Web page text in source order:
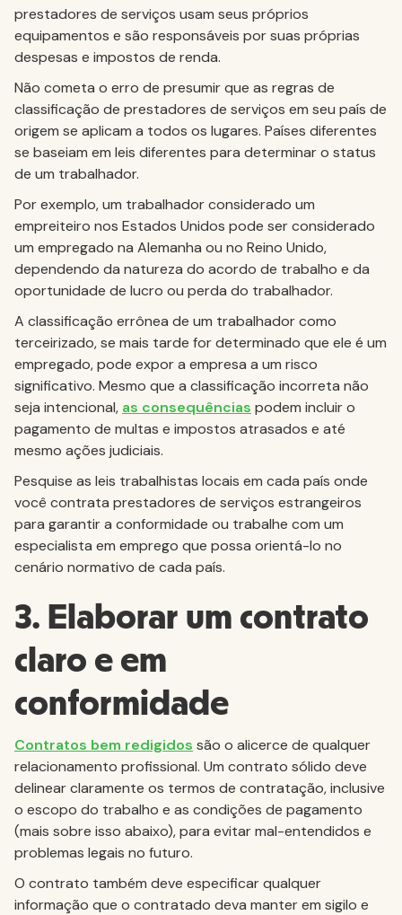
prestadores de serviços usam seus próprios
equipamentos e são responsáveis por suas próprias
despesas e impostos de renda.
Não cometa o erro de presumir que as regras de
classificação de prestadores de serviços em seu país de
origem se aplicam a todos os lugares. Países diferentes
se baseiam em leis diferentes para determinar o status
de um trabalhador.
Por exemplo, um trabalhador considerado um
empreiteiro nos Estados Unidos pode ser considerado
um empregado na Alemanha ou no Reino Unido,
dependendo da natureza do acordo de trabalho e da
oportunidade de lucro ou perda do trabalhador.
A classificação errônea de um trabalhador como
terceirizado, se mais tarde for determinado que ele é um
empregado, pode expor a empresa a um risco
significativo. Mesmo que a classificação incorreta não
seja intencional, as consequências podem incluir o
pagamento de multas e impostos atrasados e até
mesmo ações judiciais.
Pesquise as leis trabalhistas locais em cada país onde
você contrata prestadores de serviços estrangeiros
para garantir a conformidade ou trabalhe com um
especialista em emprego que possa orientá-lo no
cenário normativo de cada país.
3. Elaborar um contrato
claro e em
conformidade
Contratos bem redigidos são o alicerce de qualquer
relacionamento profissional. Um contrato sólido deve
delinear claramente os termos de contratação, inclusive
o escopo do trabalho e as condições de pagamento
(mais sobre isso abaixo), para evitar mal-entendidos e
problemas legais no futuro.
O contrato também deve especificar qualquer
informação que o contratado deva manter em sigilo e